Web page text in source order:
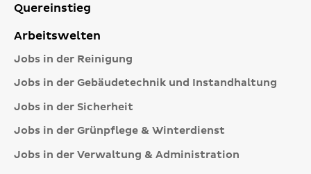
Quereinstieg
Arbeitswelten
Jobs in der Reinigung
Jobs in der Gebäudetechnik und Instandhaltung
Jobs in der Sicherheit
Jobs in der Grünpflege & Winterdienst
Jobs in der Verwaltung & Administration